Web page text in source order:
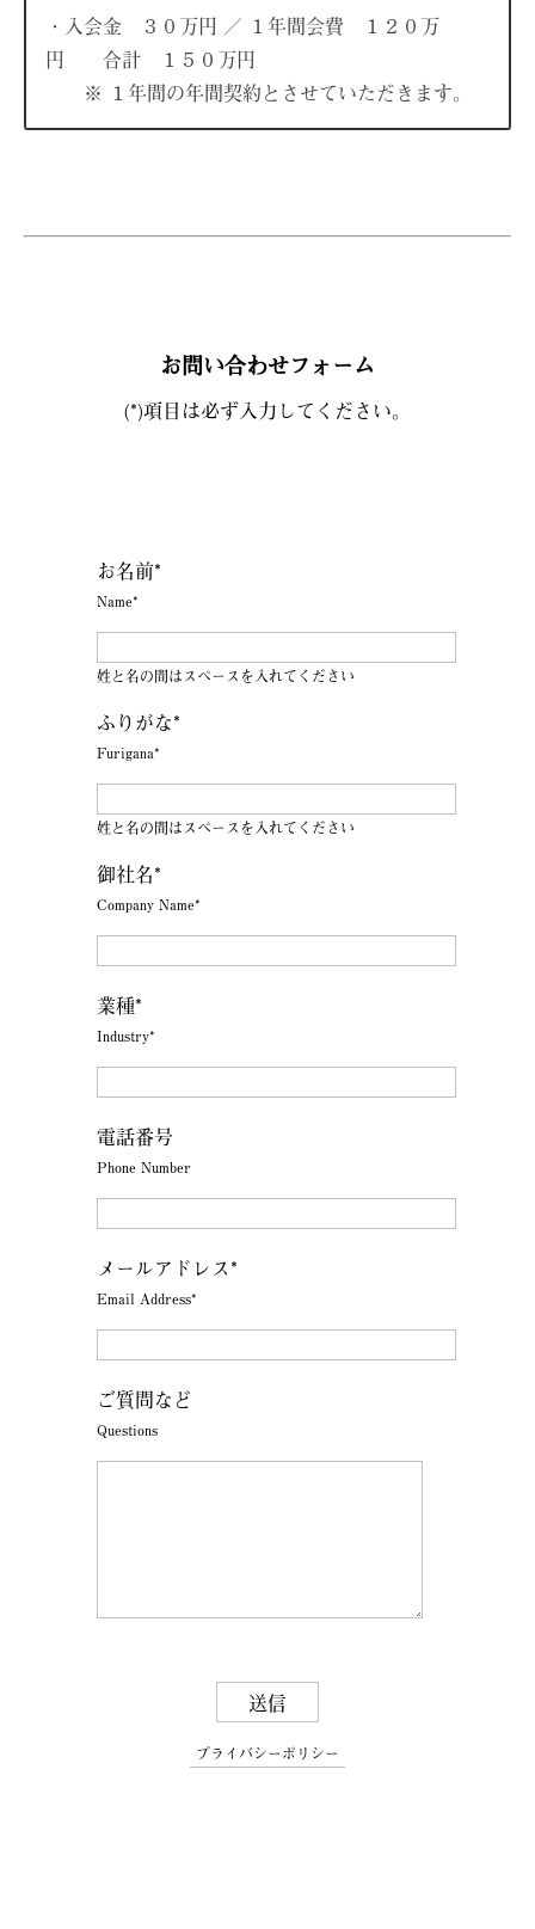
・入会金 ３０万円 ／ １年間会費 １２０万
円 合計 １５０万円
※ １年間の年間契約とさせていただきます。
お問い合わせフォーム
(*)項目は必ず入力してください。
お名前*
Name*
姓と名の間はスペースを入れてください
ふりがな*
Furigana*
姓と名の間はスペースを入れてください
御社名*
Company Name*
業種*
Industry*
電話番号
Phone Number
メールアドレス*
Email Address*
ご質問など
Questions
プライバシーポリシー